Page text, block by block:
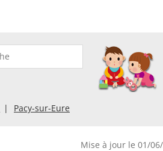
Pacy-sur-Eure
Mise à jour le 01/